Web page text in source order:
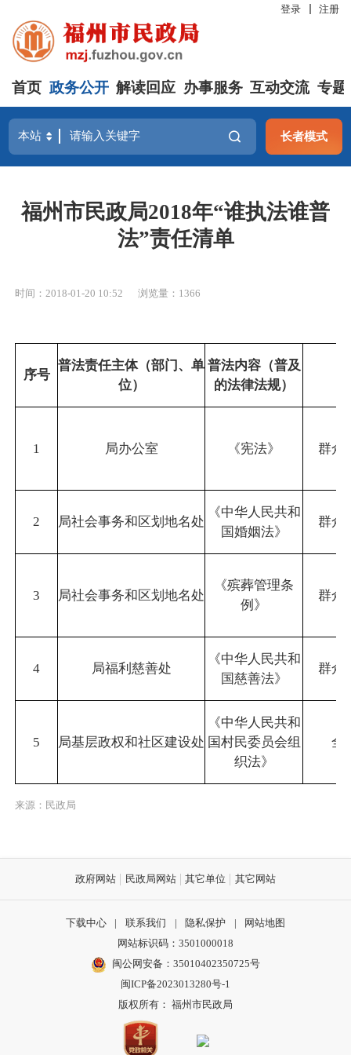
登录 注册
首页 政务公开 解读回应 办事服务 互动交流 专题
长者模式
福州市民政局2018年“谁执法谁普
法”责任清单
时间：2018-01-20 10:52 浏览量：1366
序号
普法责任主体（部门、单
位）
普法内容（普及
的法律法规）
1 局办公室 《宪法》 群众
2 局社会事务和区划地名处
《中华人民共和
国婚姻法》
群众
3 局社会事务和区划地名处
《殡葬管理条
例》
群众
4 局福利慈善处
《中华人民共和
国慈善法》
群众
5 局基层政权和社区建设处
《中华人民共和
国村民委员会组
织法》
全
来源：民政局
政府网站 民政局网站 其它单位 其它网站
下载中心 | 联系我们 | 隐私保护 |
网站地图
网站标识码：3501000018
闽公网安备：35010402350725号
闽ICP备2023013280号-1
版权所有： 福州市民政局